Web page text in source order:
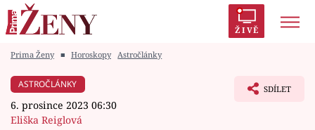
ŽIVĚ
Módní alarm
Prima Ženy ■ Horoskopy Astročlánky
ASTROČLÁNKY
6. prosince 2023 06:30
Eliška Reiglová
SDÍLET